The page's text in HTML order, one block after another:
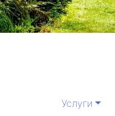
Услуги